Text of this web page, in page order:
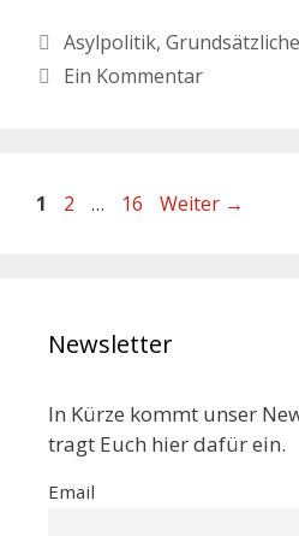
Asylpolitik,
Ein Kommentar
1 2 … 16 Weiter →
Newsletter
In Kürze kommt unser
tragt Euch hier dafür ein.
Email